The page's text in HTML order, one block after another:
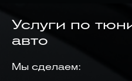
Услуги по
авто
Мы сделаем: